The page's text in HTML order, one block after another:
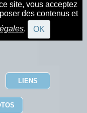
site, vous acceptez
des contenus et
. OK
LIENS